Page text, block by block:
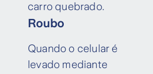
carro quebrado.
Roubo
Quando o celular é
levado mediante